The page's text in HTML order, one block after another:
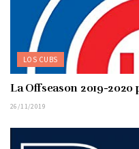
LOS CUBS
La Offseason 2019-2020
26/11/2019